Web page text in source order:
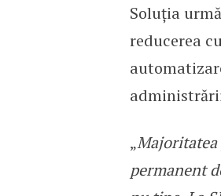
Soluția
reducerea
„
permanent